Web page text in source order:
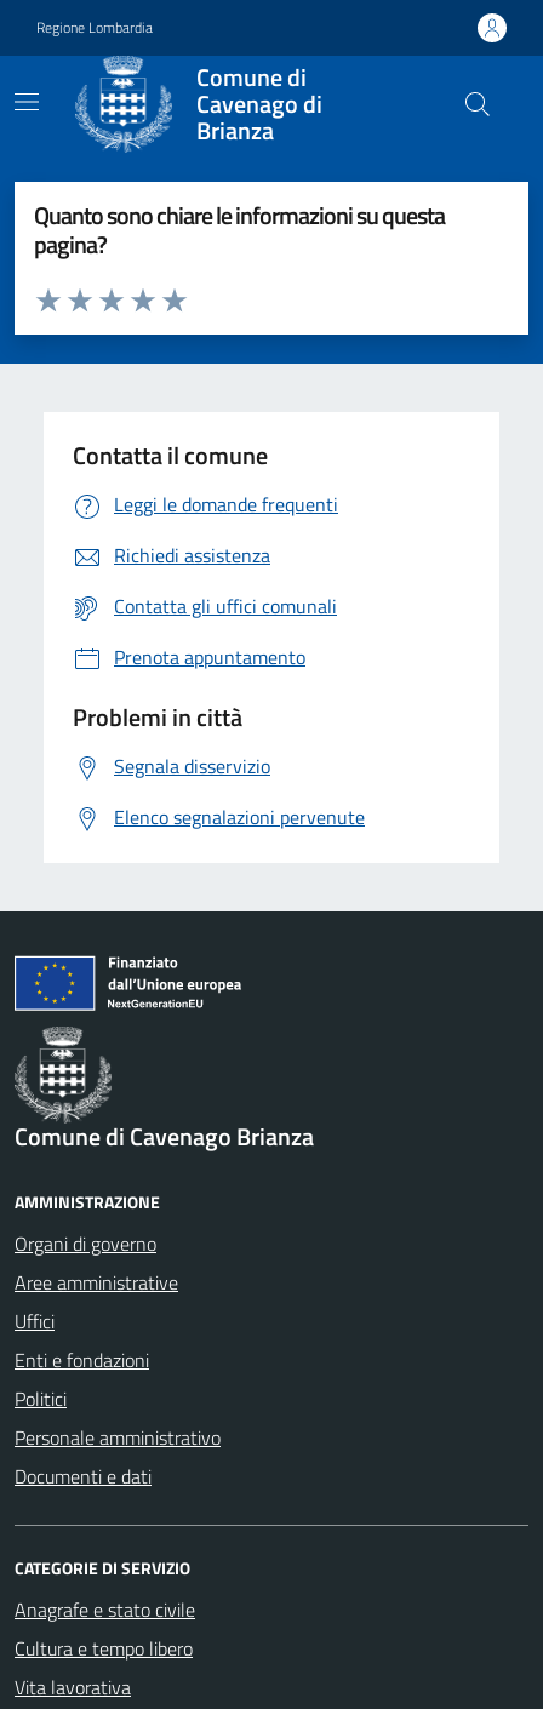
Regione Lombardia
Comune di
Cavenago di
Brianza
Quanto sono chiare le informazioni su questa
pagina?
Valuta da 1 a 5 stelle la pagina
Valuta 5 stelle su 5
Valuta 4 stelle su 5
Valuta 3 stelle su 5
Valuta 2 stelle su 5
Valuta 1 stelle su 5
Contatta il comune
Leggi le domande frequenti
Richiedi assistenza
Contatta gli uffici comunali
Prenota appuntamento
Problemi in città
Segnala disservizio
Elenco segnalazioni pervenute
Comune di Cavenago Brianza
AMMINISTRAZIONE
Organi di governo
Aree amministrative
Uffici
Enti e fondazioni
Politici
Personale amministrativo
Documenti e dati
CATEGORIE DI SERVIZIO
Anagrafe e stato civile
Cultura e tempo libero
Vita lavorativa